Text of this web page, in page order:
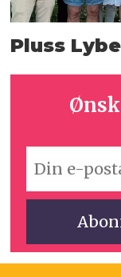
Pluss